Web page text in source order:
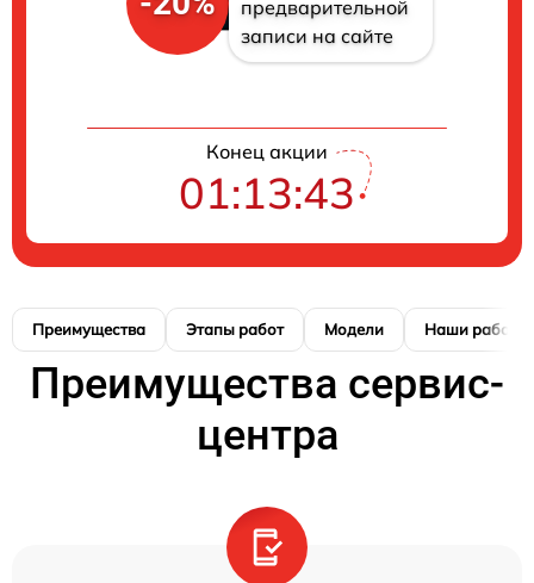
предварительной
записи на сайте
Конец акции
01:13:42
Преимущества Этапы работ Модели Наши работы
Преимущества сервис-
центра